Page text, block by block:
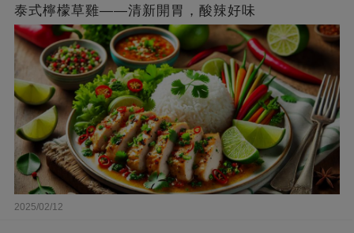
泰式檸檬草雞——清新開胃，酸辣好味
2025/02/12